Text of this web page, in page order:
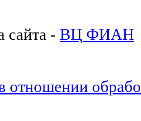
сайта - ВЦ ФИАН
отношении